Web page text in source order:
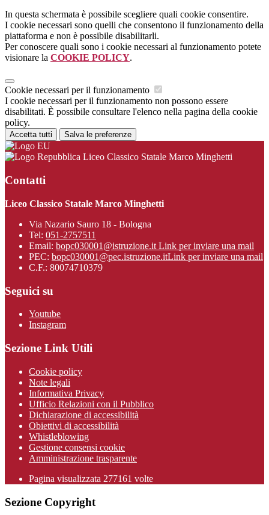
In questa schermata è possibile scegliere quali cookie consentire.
I cookie necessari sono quelli che consentono il funzionamento della
piattaforma e non è possibile disabilitarli.
Per conoscere quali sono i cookie necessari al funzionamento potete
visionare la COOKIE POLICY.
Cookie necessari per il funzionamento
I cookie necessari per il funzionamento non possono essere
disabilitati. È possibile consultare l'elenco nella pagina della cookie
policy.
Accetta tutti Salva le preferenze
Liceo Classico Statale Marco Minghetti
Contatti
Liceo Classico Statale Marco Minghetti
Via Nazario Sauro 18 - Bologna
Tel: 051-2757511
Email: bopc030001@istruzione.it Link per inviare una mail
PEC: bopc030001@pec.istruzione.itLink per inviare una mail
C.F.: 80074710379
Seguici su
Youtube
Instagram
Sezione Link Utili
Cookie policy
Note legali
Informativa Privacy
Ufficio Relazioni con il Pubblico
Dichiarazione di accessibilità
Obiettivi di accessibilità
Whistleblowing
Gestione consensi cookie
Amministrazione trasparente
Pagina visualizzata 277161 volte
Sezione Copyright